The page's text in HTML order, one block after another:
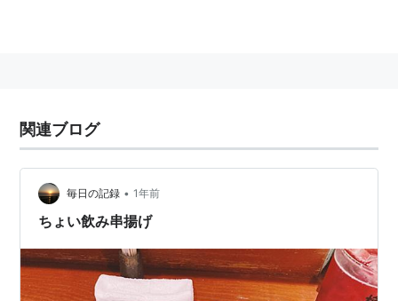
関連ブログ
毎日の記録 • 1年前
ちょい飲み串揚げ